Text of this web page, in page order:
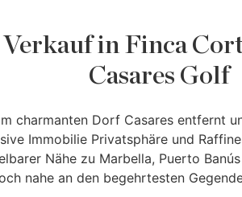
in Finca
Casares Golf
charmanten Dorf Casares entfernt
Immobilie Privatsphäre und
Nähe zu Marbella, Puerto
nahe an den begehrtesten